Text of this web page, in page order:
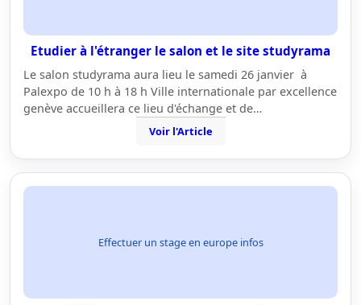
Etudier à l'étranger le salon et le site studyrama
Le salon studyrama aura lieu le samedi 26 janvier à
Palexpo de 10 h à 18 h Ville internationale par excellence
genève accueillera ce lieu d'échange et de…
Voir l'Article
Effectuer un stage en europe infos